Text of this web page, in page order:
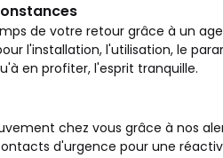
de votre retour grâce à un
l'installation, l'utilisation, le
en profiter, l'esprit tranquille.
chez vous grâce à nos
d'urgence pour une